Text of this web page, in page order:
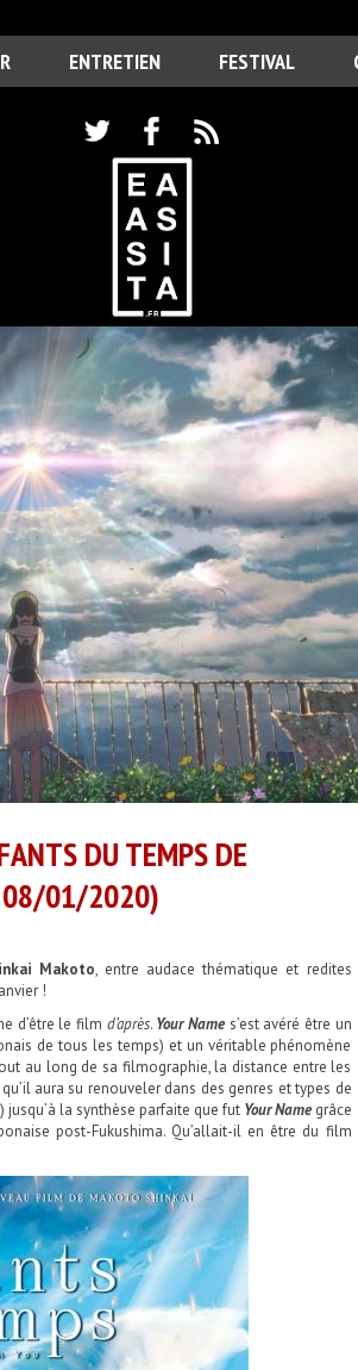
ENTRETIEN FESTIVAL
DU TEMPS DE
08/01/2020)
Makoto, entre audace thématique et redites
!
d’être le film d’après. Your Names’est avéré être un
de tous les temps) et un véritable phénomène
au long de sa filmographie, la distance entre les
aura su renouveler dans des genres et types de
la synthèse parfaite que fut Your Namegrâce
post-Fukushima. Qu’allait-il en être du film